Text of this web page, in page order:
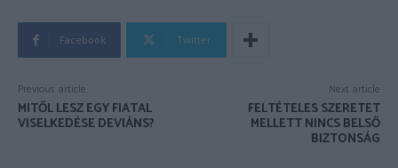
Facebook Twitter
Previous article
MITŐL LESZ EGY FIATAL
VISELKEDÉSE DEVIÁNS?
Next article
FELTÉTELES SZERETET
MELLETT NINCS BELSŐ
BIZTONSÁG